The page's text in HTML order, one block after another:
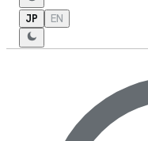
JP EN